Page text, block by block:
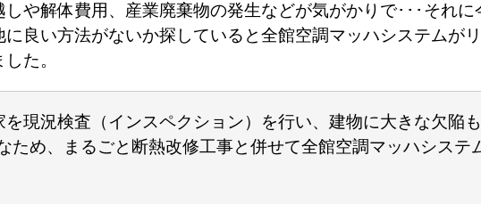
や解体費用、産業廃棄物の発生などが気がかりで･･･それに
良い方法がないか探していると全館空調マッハシステムが
た。
現況検査（インスペクション）を行い、建物に大きな欠陥
ため、まるごと断熱改修工事と併せて全館空調マッハシステ